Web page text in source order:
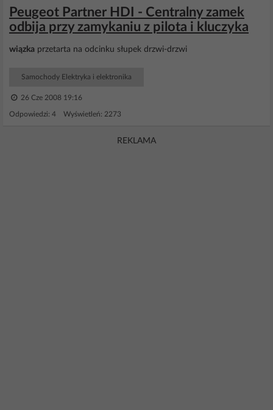
Peugeot Partner HDI - Centralny zamek
odbija przy zamykaniu z pilota i kluczyka
wiązka przetarta na odcinku słupek drzwi-drzwi
Samochody Elektryka i elektronika
26 Cze 2008 19:16
Odpowiedzi: 4 Wyświetleń: 2273
REKLAMA